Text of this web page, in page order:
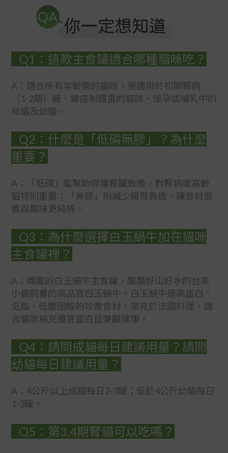
Q1：這款主食罐適合哪種貓咪吃？
A：適合所有年齡層的貓咪，更適用於初期腎病
（1-2期）貓、需控制體重的貓咪、懷孕或哺乳中的
母貓及幼貓。
Q2：什麼是「低磷無膠」？為什麼
重要？
A：「低磷」能幫助保護腎臟負擔，對腎病或高齡
貓特別重要；「無膠」則減少腸胃負擔，讓食材營
養與風味更純粹。
Q3：為什麼選擇白玉蝸牛加在貓咪
主食罐裡？
A：嬌寵的白玉蝸牛主食罐，嚴選好山好水的台東
小農飼養的高品質白玉蝸牛。白玉蝸牛是高蛋白、
低脂、低膽固醇的珍貴食材，常見於法國料理，適
合貓咪補充優質蛋白且兼顧健康。
Q4：請問成貓每日建議用量？請問
幼貓每日建議用量？
A：4公斤以上成貓每日2-3罐；低於4公斤幼貓每日
1-2罐。
Q5：第3.4期腎貓可以吃嗎？